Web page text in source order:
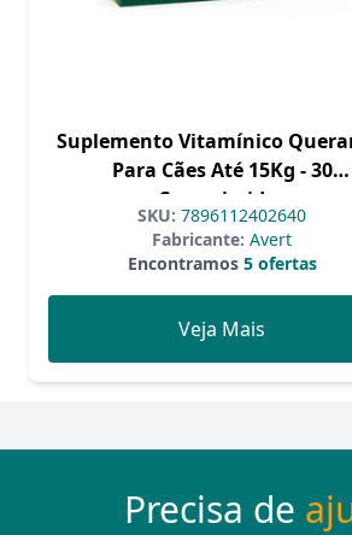
Suplemento Vitamínico
Para Cães Até 15Kg - 30
Comprimidos
SKU: 7896112402640
Fabricante: Avert
Encontramos5 ofertas
Veja Mais
Precisa de